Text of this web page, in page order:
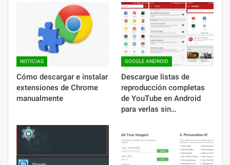
NOTICIAS
Cómo descargar e instalar
extensiones de Chrome
manualmente
GOOGLE ANDROID
Descargue listas de
reproducción completas
de YouTube en Android
para verlas sin…